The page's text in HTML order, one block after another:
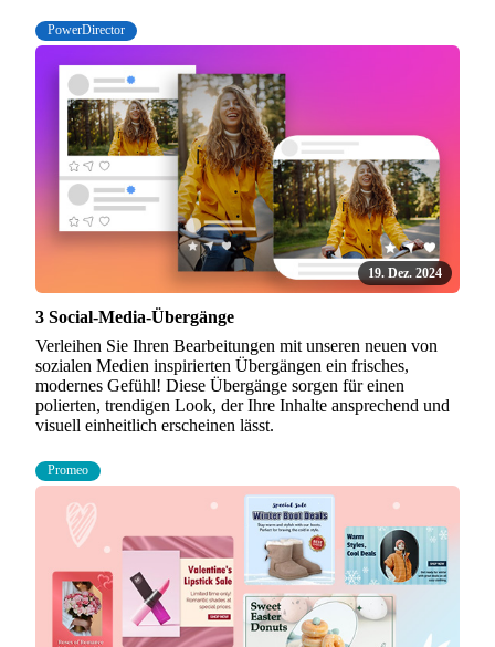
PowerDirector
19. Dez. 2024
3 Social-Media-Übergänge
Verleihen Sie Ihren Bearbeitungen mit unseren neuen von
sozialen Medien inspirierten Übergängen ein frisches,
modernes Gefühl! Diese Übergänge sorgen für einen
polierten, trendigen Look, der Ihre Inhalte ansprechend und
visuell einheitlich erscheinen lässt.
Promeo